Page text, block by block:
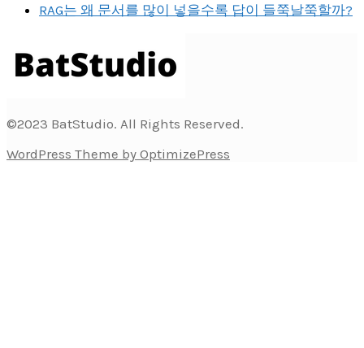
RAG는 왜 문서를 많이 넣을수록 답이 들쭉날쭉할까?
©2023 BatStudio. All Rights Reserved.
WordPress Theme by OptimizePress